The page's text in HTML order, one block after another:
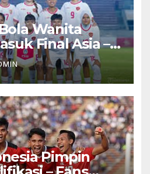
Wanita
Final Asia –
Pimpin